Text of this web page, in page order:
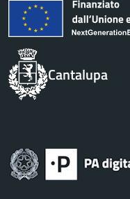
Cantalupa